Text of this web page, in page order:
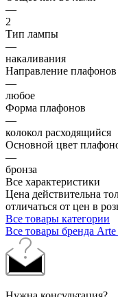
—
2
Тип лампы
—
накаливания
Направление плафонов
—
любое
Форма плафонов
—
колокол расходящийся
Основной цвет
—
бронза
Все характеристики
Цена действительна
отличаться от цен в
Все товары категории
Все товары бренда